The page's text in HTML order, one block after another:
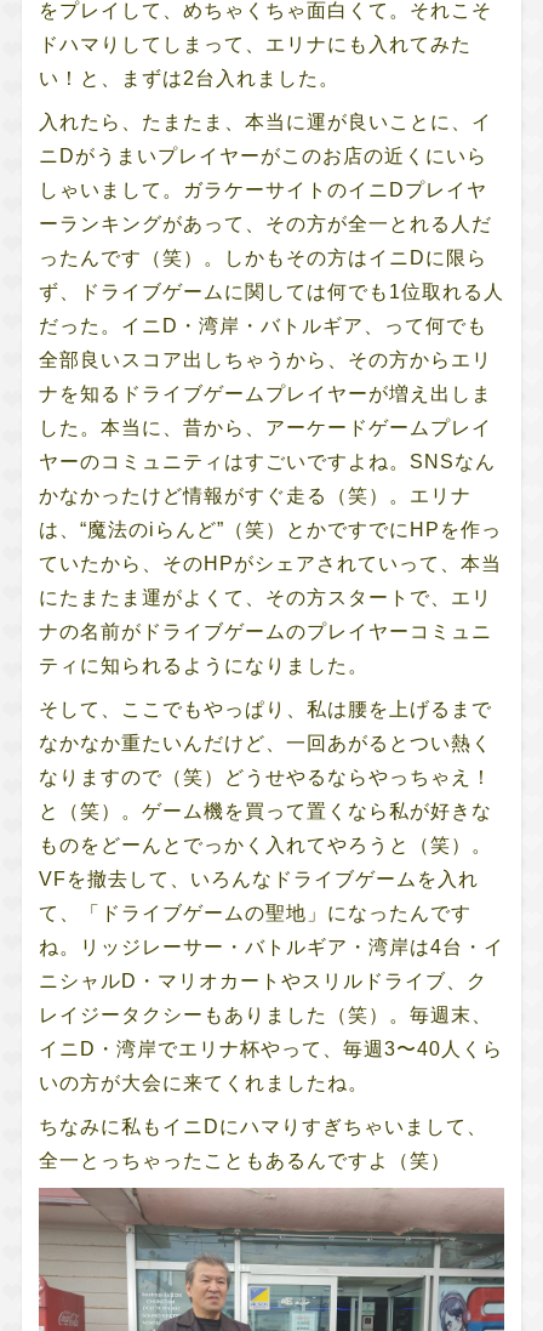
をプレイして、めちゃくちゃ面白くて。それこそ
ドハマりしてしまって、エリナにも入れてみた
い！と、まずは2台入れました。
入れたら、たまたま、本当に運が良いことに、イ
ニDがうまいプレイヤーがこのお店の近くにいら
しゃいまして。ガラケーサイトのイニDプレイヤ
ーランキングがあって、その方が全一とれる人だ
ったんです（笑）。しかもその方はイニDに限ら
ず、ドライブゲームに関しては何でも1位取れる人
だった。イニD・湾岸・バトルギア、って何でも
全部良いスコア出しちゃうから、その方からエリ
ナを知るドライブゲームプレイヤーが増え出しま
した。本当に、昔から、アーケードゲームプレイ
ヤーのコミュニティはすごいですよね。SNSなん
かなかったけど情報がすぐ走る（笑）。エリナ
は、“魔法のiらんど”（笑）とかですでにHPを作っ
ていたから、そのHPがシェアされていって、本当
にたまたま運がよくて、その方スタートで、エリ
ナの名前がドライブゲームのプレイヤーコミュニ
ティに知られるようになりました。
そして、ここでもやっぱり、私は腰を上げるまで
なかなか重たいんだけど、一回あがるとつい熱く
なりますので（笑）どうせやるならやっちゃえ！
と（笑）。ゲーム機を買って置くなら私が好きな
ものをどーんとでっかく入れてやろうと（笑）。
VFを撤去して、いろんなドライブゲームを入れ
て、「ドライブゲームの聖地」になったんです
ね。リッジレーサー・バトルギア・湾岸は4台・イ
ニシャルD・マリオカートやスリルドライブ、ク
レイジータクシーもありました（笑）。毎週末、
イニD・湾岸でエリナ杯やって、毎週3〜40人くら
いの方が大会に来てくれましたね。
ちなみに私もイニDにハマりすぎちゃいまして、
全一とっちゃったこともあるんですよ（笑）